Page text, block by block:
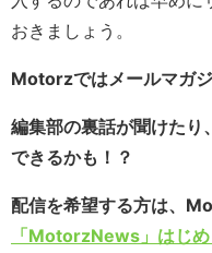
おきましょう。
Motorzではメールマガジ
編集部の裏話が聞けたり
できるかも！？
配信を希望する方は、
「MotorzNews」はじめ